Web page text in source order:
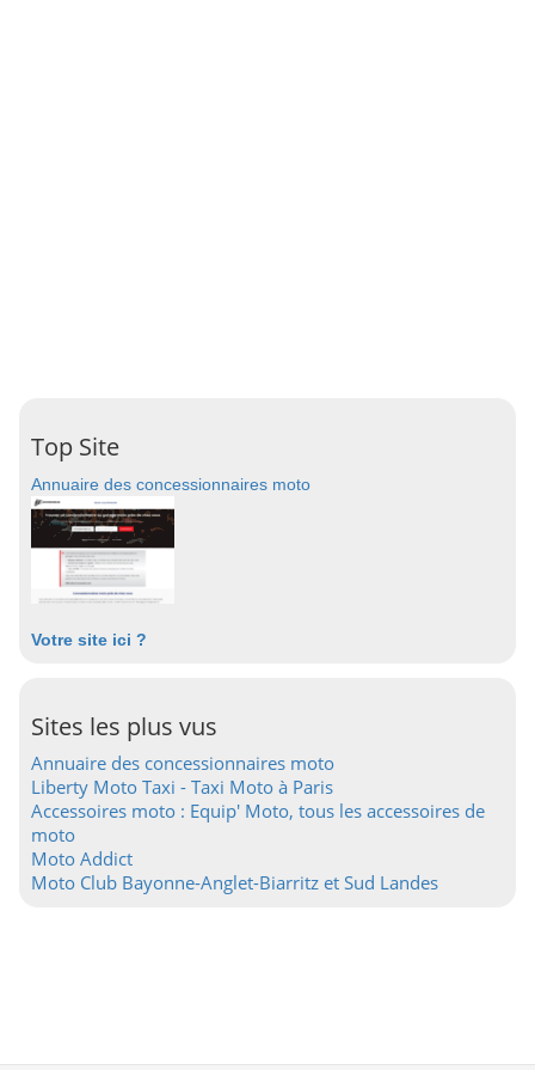
Top Site
Annuaire des concessionnaires moto
Votre site ici ?
Sites les plus vus
Annuaire des concessionnaires moto
Liberty Moto Taxi - Taxi Moto à Paris
Accessoires moto : Equip' Moto, tous les accessoires de
moto
Moto Addict
Moto Club Bayonne-Anglet-Biarritz et Sud Landes